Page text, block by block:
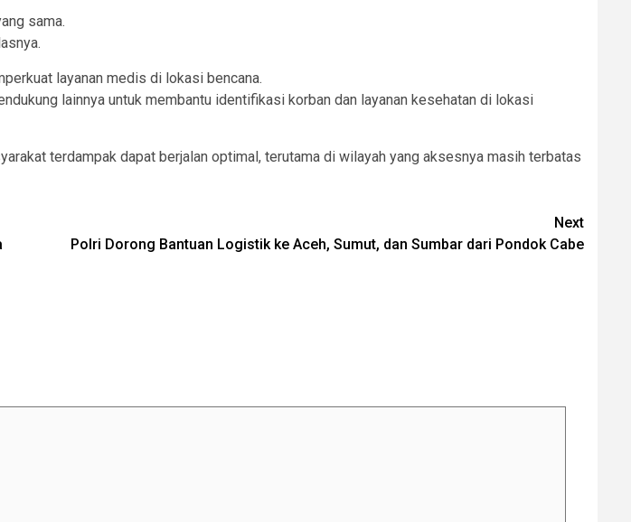
sama.
layanan medis di lokasi bencana.
lainnya untuk membantu identifikasi korban dan layanan kesehatan di lokasi
terdampak dapat berjalan optimal, terutama di wilayah yang aksesnya masih terbatas
Next
Polri Dorong Bantuan Logistik ke Aceh, Sumut, dan Sumbar dari Pondok Cabe